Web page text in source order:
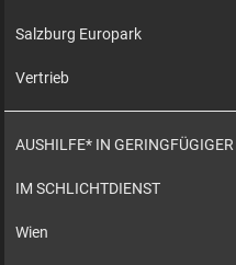
Salzburg Europark
Vertrieb
AUSHILFE* IN
IM SCHLICHTDIENST
Wien